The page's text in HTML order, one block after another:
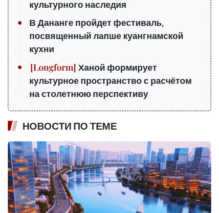
культурного наследия
В Дананге пройдет фестиваль,
посвященный лапше куангнамской
кухни
Ханой формирует
культурное пространство с расчётом
на столетнюю перспективу
НОВОСТИ ПО ТЕМЕ